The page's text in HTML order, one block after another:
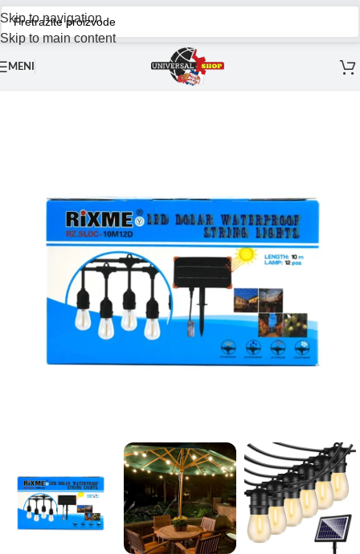
Skip to navigation
Skip to main content
MENI